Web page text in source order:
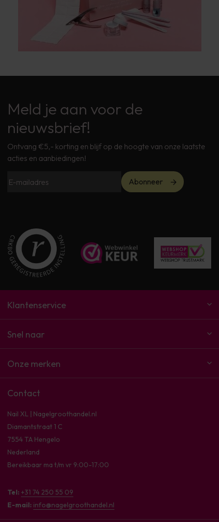
Meld je aan voor de
nieuwsbrief!
Ontvang €5,- korting en blijf op de hoogte van onze laatste
acties en aanbiedingen!
Abonneer
Klantenservice
Snel naar
Onze merken
Contact
Nail XL | Nagelgroothandel.nl
Diamantstraat 1 C
7554 TA Hengelo
Nederland
Bereikbaar ma t/m vr 9:00-17:00
Tel: +31 74 250 55 09
E-mail: info@nagelgroothandel.nl